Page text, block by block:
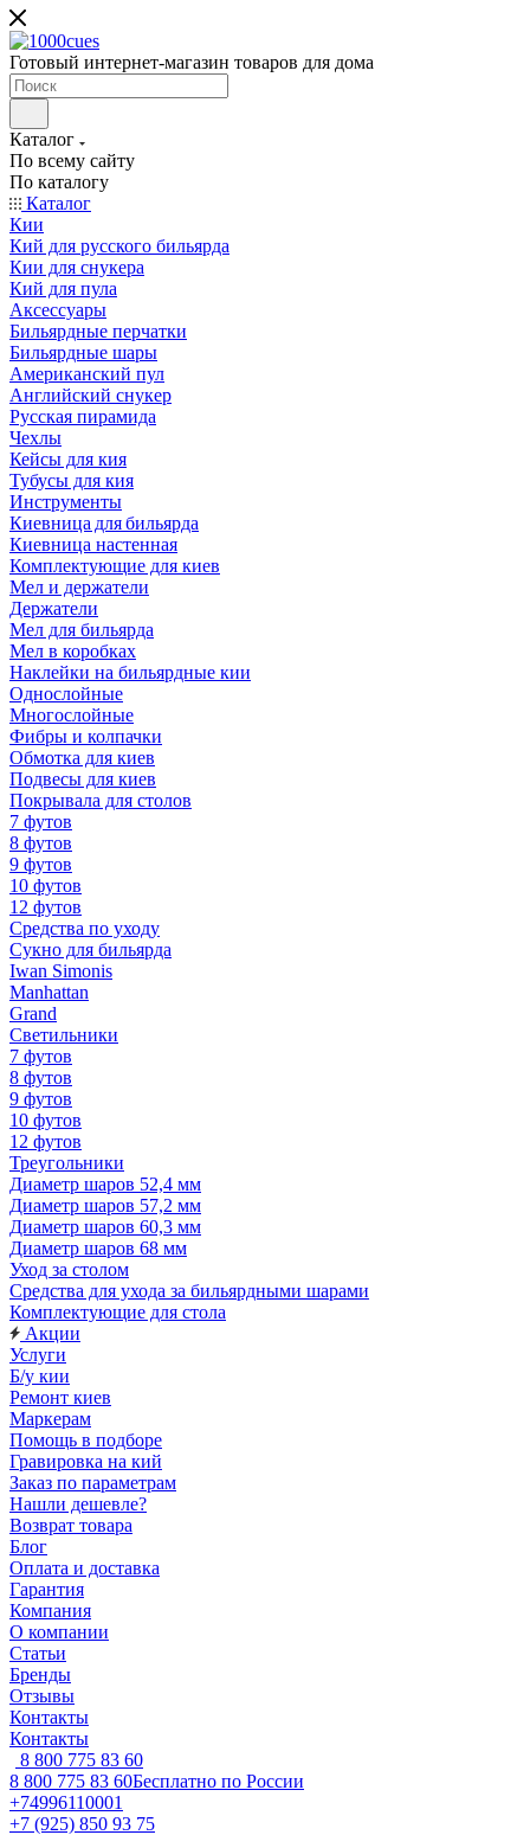
Готовый интернет-магазин товаров для дома
Каталог
По всему сайту
По каталогу
Каталог
Кии
Кий для русского бильярда
Кии для снукера
Кий для пула
Аксессуары
Бильярдные перчатки
Бильярдные шары
Американский пул
Английский снукер
Русская пирамида
Чехлы
Кейсы для кия
Тубусы для кия
Инструменты
Киевница для бильярда
Киевница настенная
Комплектующие для киев
Мел и держатели
Держатели
Мел для бильярда
Мел в коробках
Наклейки на бильярдные кии
Однослойные
Многослойные
Фибры и колпачки
Обмотка для киев
Подвесы для киев
Покрывала для столов
7 футов
8 футов
9 футов
10 футов
12 футов
Средства по уходу
Сукно для бильярда
Iwan Simonis
Manhattan
Grand
Светильники
7 футов
8 футов
9 футов
10 футов
12 футов
Треугольники
Диаметр шаров 52,4 мм
Диаметр шаров 57,2 мм
Диаметр шаров 60,3 мм
Диаметр шаров 68 мм
Уход за столом
Средства для ухода за бильярдными шарами
Комплектующие для стола
Акции
Услуги
Б/у кии
Ремонт киев
Маркерам
Помощь в подборе
Гравировка на кий
Заказ по параметрам
Нашли дешевле?
Возврат товара
Блог
Оплата и доставка
Гарантия
Компания
О компании
Статьи
Бренды
Отзывы
Контакты
Контакты
8 800 775 83 60
8 800 775 83 60Бесплатно по России
+74996110001
+7 (925) 850 93 75